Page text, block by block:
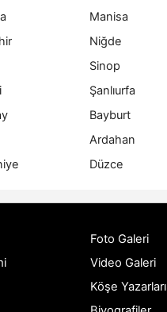
Manisa
Niğde
Sinop
Şanlıurfa
Bayburt
Ardahan
Düzce
Foto Galeri
Video Galeri
Köşe Yazarları